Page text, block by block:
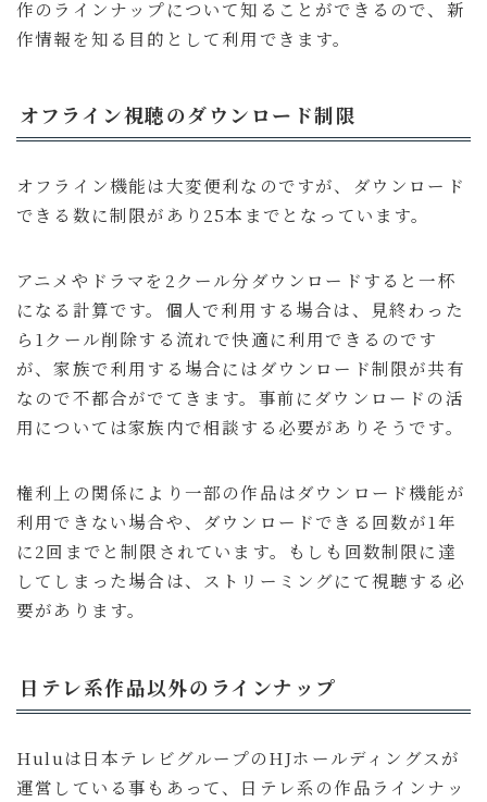
作のラインナップについて知ることができるので、新
作情報を知る目的として利用できます。
オフライン視聴のダウンロード制限
オフライン機能は大変便利なのですが、ダウンロード
できる数に制限があり25本までとなっています。
アニメやドラマを2クール分ダウンロードすると一杯
になる計算です。個人で利用する場合は、見終わった
ら1クール削除する流れで快適に利用できるのです
が、家族で利用する場合にはダウンロード制限が共有
なので不都合がでてきます。事前にダウンロードの活
用については家族内で相談する必要がありそうです。
権利上の関係により一部の作品はダウンロード機能が
利用できない場合や、ダウンロードできる回数が1年
に2回までと制限されています。もしも回数制限に達
してしまった場合は、ストリーミングにて視聴する必
要があります。
日テレ系作品以外のラインナップ
Huluは日本テレビグループのHJホールディングスが
運営している事もあって、日テレ系の作品ラインナッ